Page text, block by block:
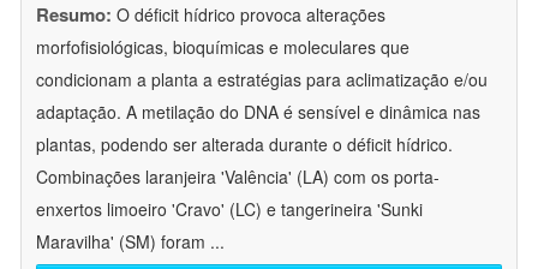
Resumo: O déficit hídrico provoca alterações
morfofisiológicas, bioquímicas e moleculares que
condicionam a planta a estratégias para aclimatização e/ou
adaptação. A metilação do DNA é sensível e dinâmica nas
plantas, podendo ser alterada durante o déficit hídrico.
Combinações laranjeira 'Valência' (LA) com os porta-
enxertos limoeiro 'Cravo' (LC) e tangerineira 'Sunki
Maravilha' (SM) foram ...